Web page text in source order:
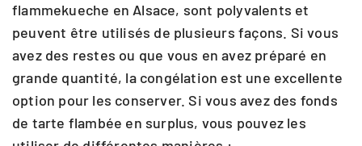
flammekueche en Alsace, sont polyvalents et
peuvent être utilisés de plusieurs façons. Si vous
avez des restes ou que vous en avez préparé en
grande quantité, la congélation est une excellente
option pour les conserver. Si vous avez des fonds
de tarte flambée en surplus, vous pouvez les